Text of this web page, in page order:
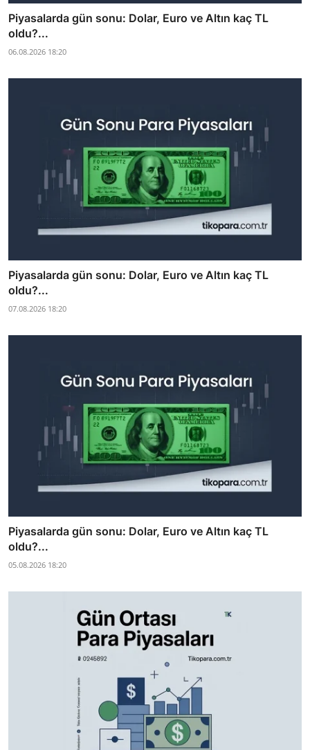
Piyasalarda gün sonu: Dolar, Euro ve Altın kaç TL
oldu?...
06.08.2026 18:20
Piyasalarda gün sonu: Dolar, Euro ve Altın kaç TL
oldu?...
07.08.2026 18:20
Piyasalarda gün sonu: Dolar, Euro ve Altın kaç TL
oldu?...
05.08.2026 18:20